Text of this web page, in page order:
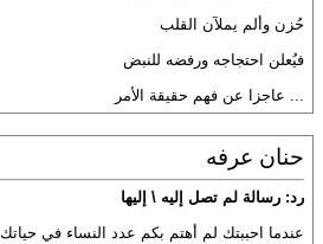
حُزن وألم يملآن القلب
فيُعلن احتجاجه ورفضه للنبض
... عاجزا عن فهم حقيقة الأمر
حنان عرفه
رد: رسالة لم تصل إليه \ إليها
عندما احببتك لم أهتم بكم عدد النساء في حياتك